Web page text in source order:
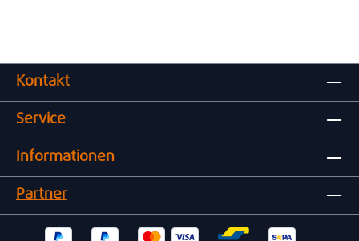
Kontakt
Service
Informationen
Partner